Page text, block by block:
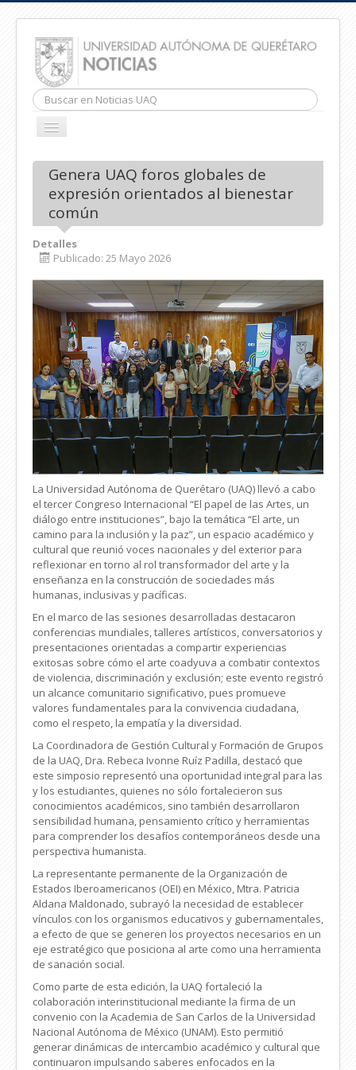
Buscar...
CAMBIAR
Genera UAQ foros globales de
expresión orientados al bienestar
común
Detalles
Publicado: 25 Mayo 2026
La Universidad Autónoma de Querétaro (UAQ) llevó a cabo
el tercer Congreso Internacional “El papel de las Artes, un
diálogo entre instituciones”, bajo la temática “El arte, un
camino para la inclusión y la paz”, un espacio académico y
cultural que reunió voces nacionales y del exterior para
reflexionar en torno al rol transformador del arte y la
enseñanza en la construcción de sociedades más
humanas, inclusivas y pacíficas.
En el marco de las sesiones desarrolladas destacaron
conferencias mundiales, talleres artísticos, conversatorios y
presentaciones orientadas a compartir experiencias
exitosas sobre cómo el arte coadyuva a combatir contextos
de violencia, discriminación y exclusión; este evento registró
un alcance comunitario significativo, pues promueve
valores fundamentales para la convivencia ciudadana,
como el respeto, la empatía y la diversidad.
La Coordinadora de Gestión Cultural y Formación de Grupos
de la UAQ, Dra. Rebeca Ivonne Ruíz Padilla, destacó que
este simposio representó una oportunidad integral para las
y los estudiantes, quienes no sólo fortalecieron sus
conocimientos académicos, sino también desarrollaron
sensibilidad humana, pensamiento crítico y herramientas
para comprender los desafíos contemporáneos desde una
perspectiva humanista.
La representante permanente de la Organización de
Estados Iberoamericanos (OEI) en México, Mtra. Patricia
Aldana Maldonado, subrayó la necesidad de establecer
vínculos con los organismos educativos y gubernamentales,
a efecto de que se generen los proyectos necesarios en un
eje estratégico que posiciona al arte como una herramienta
de sanación social.
Como parte de esta edición, la UAQ fortaleció la
colaboración interinstitucional mediante la firma de un
convenio con la Academia de San Carlos de la Universidad
Nacional Autónoma de México (UNAM). Esto permitió
generar dinámicas de intercambio académico y cultural que
continuaron impulsando saberes enfocados en la